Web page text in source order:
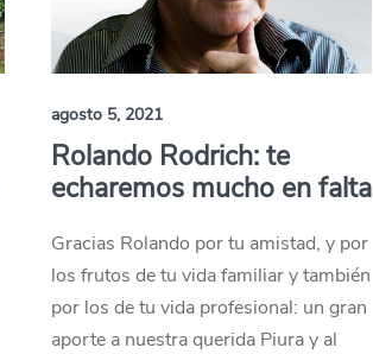
agosto 5, 2021
Rolando Rodrich: te
echaremos mucho en falta
Gracias Rolando por tu amistad, y por
los frutos de tu vida familiar y también
por los de tu vida profesional: un gran
aporte a nuestra querida Piura y al